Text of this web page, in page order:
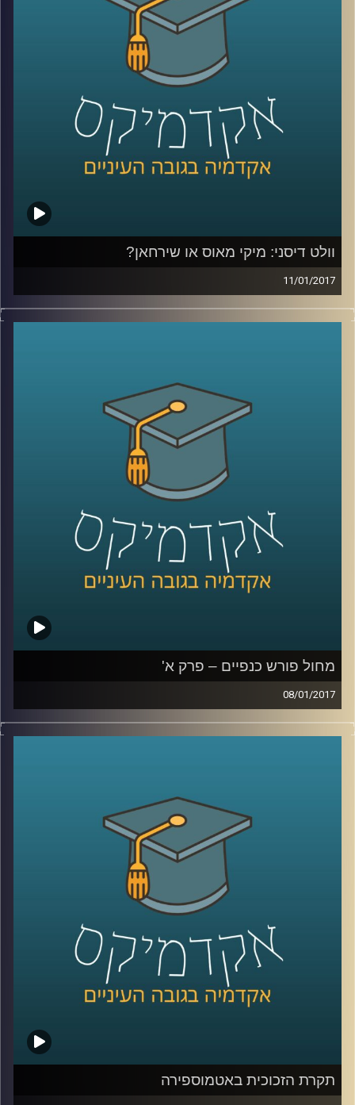
השנים היא מתקרבת באופיה לתיירות
המדושנת, אותה תיירות שהתרמילאות סלדה
ממנה והתריסה כנגדה. דוקטור גלעד גילי חסקין
נוחת באולפן ההרצלייני, בדרכו ממדינה אקזוטית
אחת לאחרת, ומספר על מאפייני התיירים
לעומת התרמילאים, בתיבול חוויותיו האישיות
מארבעים שנים של הדרכת טיולים ברחבי
וולט דיסני: מיקי מאוס או שירחאן?
11/01/2017
המפגש בין דורון פישלר לגיל מרקוביץ נסוב
אדם, שאישיותו השפיעה על התכנים, הצבעים,
הצלילים, האיכות, המוצרים הנלווים לסרטים
ובעצם – הכל. לצד העתיד הורוד והאופטימי
שחזה ודאג שיצויר, יש אומרים שוולט דיסני היה
אדם בלתי נסבל: נרקסיסט, שובניסט ואנטישמי.
על הסרטים הכיפים והסרטים שמאחורי
AudioVersity
מחול פורש כנפיים – פרק א'
08/01/2017
דוקטור רות אשל הוציאה לאור את ספרה "מחול
שנות ה-2000. כרקדנית וכוריאוגרפית לשעבר,
מבקרת מחול וחוקרת מחול בהווה, צברה רות
ידע רב על מקורות ההשראה הראשונים, על
היוצרים הלא מנוסים שחיפשו את שפתו של
המחול המקומי, על העליות לארץ ישראל
שהביאו עמן אדוות מגלי היצירה האירופית
והאמריקאית, ועל מה שהתגבש ונמחק, התעצב
והושלך. פרק ראשון מתוך שניים על תקומתה
של תנועה, שפה, הבעה והכל על הבמה
הישראלית מלאת האתוס.
תקרת הזכוכית באטמוספירה